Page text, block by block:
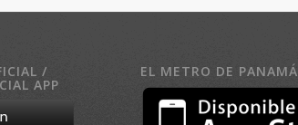
/
APP
EL METRO DE PANAMÁ